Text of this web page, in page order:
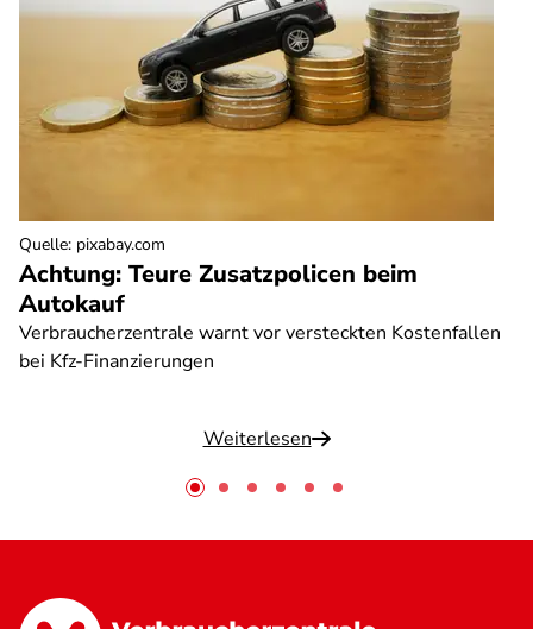
Achtung: Teure Zusatzpolicen beim
Autokauf
Verbraucherzentrale warnt vor versteckten Kostenfallen
bei Kfz-Finanzierungen
Weiterlesen
Quelle: pixabay.com